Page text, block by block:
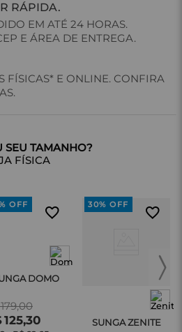
RÁPIDA.
EM ATÉ 24 HORAS.
E ÁREA DE ENTREGA.
FÍSICAS* E ONLINE. CONFIRA
FÍSICA
OFF
DOMO
179,00
125,30
30% OFF
SUNGA ZENITE